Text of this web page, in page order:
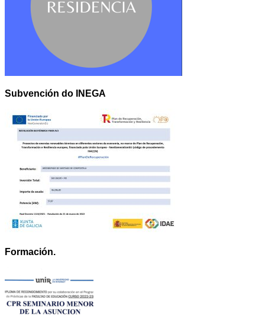
Subvención do INEGA
Formación.